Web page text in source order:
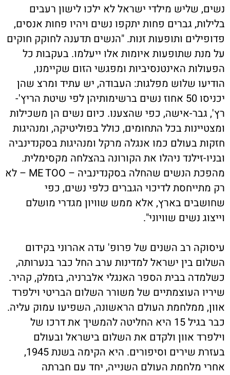
נשים, שליש מילדי ישראל לא ילכו לישון רעבים
בלילות, גברים פחות יתקפו נשים ויהיו פחות אנסים,
פדופילים ותופעות זנות. "הנשים תדענה לחוקק חוקים
על מנת שתופעות איומות אלו ייעלמו. בעקבות כל
הפעולות האינטנסיביות ומפגשי הזום שקיימנו,
הודיעו שלוש מפלגות: העבודה, יש עתיד ומרצ שהן
יכניסו 50 אחוז נשים ברשימותיהן לפי שיטת הריץ'-
רץ', גבר-אישה, כפי שהצענו. כיום נשים הן משכילות
ומצטיינות בכל התחומים, כולל בפוליטיקה, ומנהיגות
חזקות בעולם כמו אנגלה מרקל ומנהיגות בסקנדינביה
ובניו-זילנד ניהלו את הקורונה בהצלחה מקסימלית.
מהפכת הנשים שהחלה בסקנדינביה – ME TOO – לא
רק מתייחסת לדיכוי הגברים כלפי נשים, כפי
שחושבים בארץ, אלא ממש שוויון מגדרי מושלם
וייצוג נשים שוויוני".
עיסוקה רב השנים של פרופ' עדה אהרוני בקידום
השלום בין ישראל למדינות ערב החל כבר בנערותה,
כשלמדה בבית הספר האנגלי אלברניה, בזמלק, קהיר.
שיריו העוצמתיים של משורר השלום הבריטי וילפרד
אוון, ממלחמת העולם הראשונה, השפיעו עמוק עליה.
כבר בגיל 15 היא החליטה להמשיך את דרכו של
וילפרד אוון ולקדם את השלום בישראל ובעולם
בעזרת שירים וסיפורים. היא הקימה בשנת 1945,
אחרי מלחמת העולם השנייה, יחד עם חברתה